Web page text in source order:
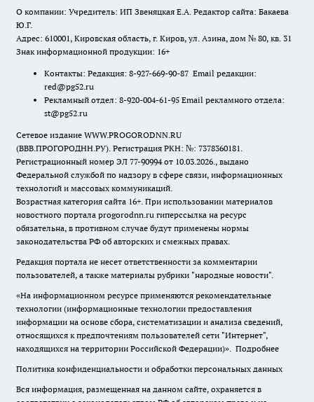
О компании: Учредитель: ИП Звеняцкая Е.А. Редактор сайта: Бакаева
Ю.Г.
Адрес: 610001, Кировская область, г. Киров, ул. Азина, дом № 80, кв. 31
Знак информационной продукции: 16+
Контакты: Редакция: 8-927-669-90-87 Email редакции:
red@pg52.ru
Рекламный отдел: 8-920-004-61-95 Email рекламного отдела:
st@pg52.ru
Сетевое издание WWW.PROGORODNN.RU
(ВВВ.ПРОГОРОДНН.РУ). Регистрация РКН: №: 7378360181.
Регистрационный номер ЭЛ 77-90994 от 10.03.2026., выдано
Федеральной службой по надзору в сфере связи, информационных
технологий и массовых коммуникаций.
Возрастная категория сайта 16+. При использовании материалов
новостного портала progorodnn.ru гиперссылка на ресурс
обязательна, в противном случае будут применены нормы
законодательства РФ об авторских и смежных правах.
Редакция портала не несет ответственности за комментарии
пользователей, а также материалы рубрики "народные новости".
«На информационном ресурсе применяются рекомендательные
технологии (информационные технологии предоставления
информации на основе сбора, систематизации и анализа сведений,
относящихся к предпочтениям пользователей сети "Интернет",
находящихся на территории Российской Федерации)». Подробнее
Политика конфиденциальности и обработки персональных данных
Вся информация, размещенная на данном сайте, охраняется в